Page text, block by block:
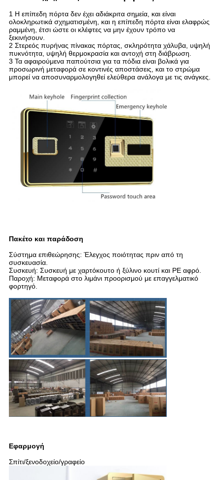
1 Η επίπεδη πόρτα δεν έχει αδιάκριτα σημεία, και είναι
ολοκληρωτικά σχηματισμένη, και η επίπεδη πόρτα είναι ελαφρώς
ραμμένη, έτσι ώστε οι κλέφτες να μην έχουν τρόπο να
ξεκινήσουν.
2 Στερεός πυρήνας πίνακας πόρτας, σκληρότητα χάλυβα, υψηλή
πυκνότητα, υψηλή θερμοκρασία και αντοχή στη διάβρωση.
3 Τα αφαιρούμενα παπούτσια για τα πόδια είναι βολικά για
προσωρινή μεταφορά σε κοντινές αποστάσεις, και το στρώμα
μπορεί να αποσυναρμολογηθεί ελεύθερα ανάλογα με τις ανάγκες.
Πακέτο και παράδοση
Σύστημα επιθεώρησης: Έλεγχος ποιότητας πριν από τη
συσκευασία.
Συσκευή: Συσκευή με χαρτόκουτο ή ξύλινο κουτί και PE αφρό.
Παροχή: Μεταφορά στο λιμάνι προορισμού με επαγγελματικό
φορτηγό.
Εφαρμογή
Σπίτι/ξενοδοχείο/γραφείο